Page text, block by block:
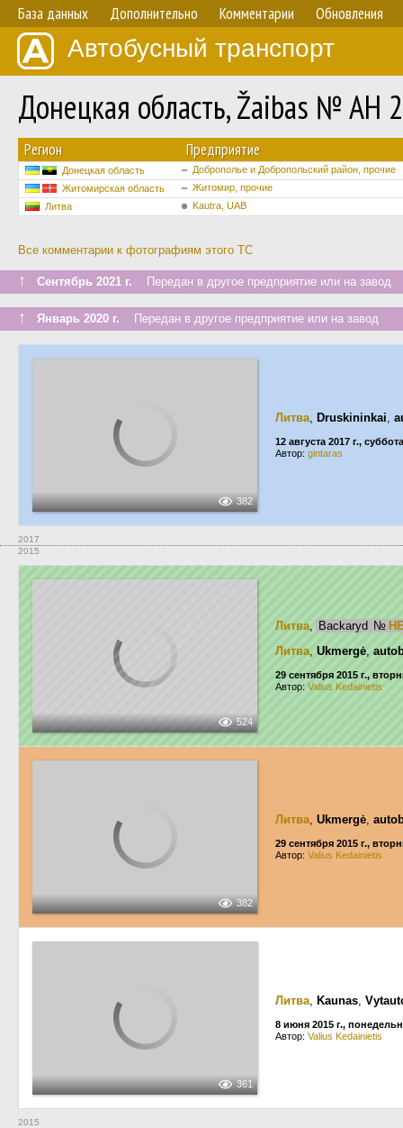
База данных Дополнительно Комментарии Обновления
Автобусный транспорт
Донецкая область, Žaibas № AH
Регион Предприятие
Донецкая область
Доброполье и Добропольский район, прочие
Житомирская область
Житомир, прочие
Литва
Kautra, UAB
Все комментарии к фотографиям этого ТС
↑ Сентябрь 2021 г. Передан в другое предприятие или на завод
↑ Январь 2020 г. Передан в другое предприятие или на завод
382
Литва, Druskininkai,
12 августа 2017 г., суббота
Автор: gintaras
2017
2015
524
Литва, Backaryd №
Литва, Ukmergė,
29 сентября 2015 г.,
Автор: Valius Kedainietis
382
Литва, Ukmergė,
29 сентября 2015 г.,
Автор: Valius Kedainietis
361
Литва, Kaunas,
8 июня 2015 г.,
Автор: Valius Kedainietis
2015